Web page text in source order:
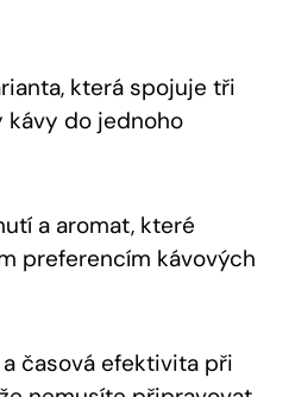
‌která spojuje tři
kávy do ⁤jednoho
a aromat, které
preferencím kávových
časová efektivita při